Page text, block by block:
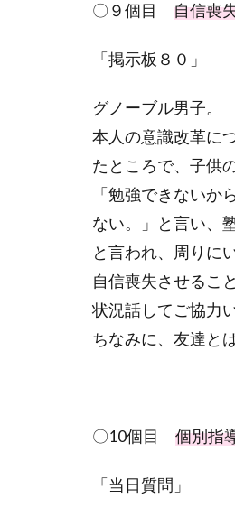
〇９個目 自信喪
「掲示板８０」
グノーブル男子。
本人の意識改革に
たところで、子供
「勉強できない
ない。」と言い、
と言われ、周りに
自信喪失させるこ
状況話してご協力
ちなみに、友達と
〇10個目 個別指
「当日質問」